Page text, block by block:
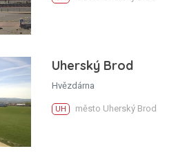
Uherský Brod
Hvězdárna
UH město Uherský Brod